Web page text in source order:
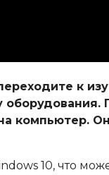
к
компьютер.
10, что